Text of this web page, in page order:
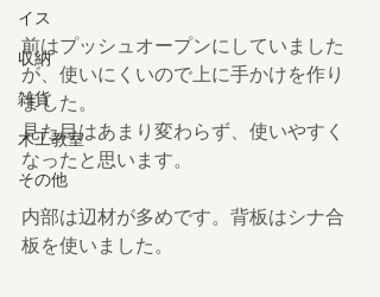
イス
収納
雑貨
木工教室
その他
前はプッシュオープンにしていました
が、使いにくいので上に手かけを作り
ました。
見た目はあまり変わらず、使いやすく
なったと思います。
内部は辺材が多めです。背板はシナ合
板を使いました。